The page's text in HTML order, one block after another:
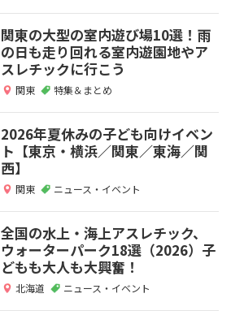
関東の大型の室内遊び場10選！雨
の日も走り回れる室内遊園地やア
スレチックに行こう
関東 特集＆まとめ
2026年夏休みの子ども向けイベン
ト【東京・横浜／関東／東海／関
西】
関東 ニュース・イベント
全国の水上・海上アスレチック、
ウォーターパーク18選（2026）子
どもも大人も大興奮！
北海道 ニュース・イベント